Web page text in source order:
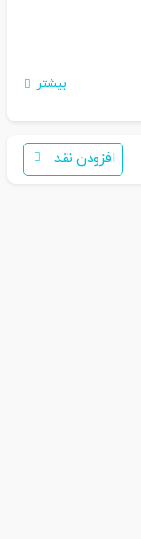
بفرستید
بیشتر
افزودن نقد